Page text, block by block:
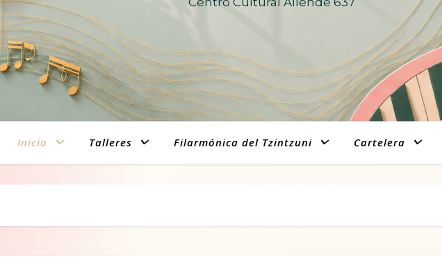
Inicio Talleres Filarmónica del Tzintzuni Cartelera